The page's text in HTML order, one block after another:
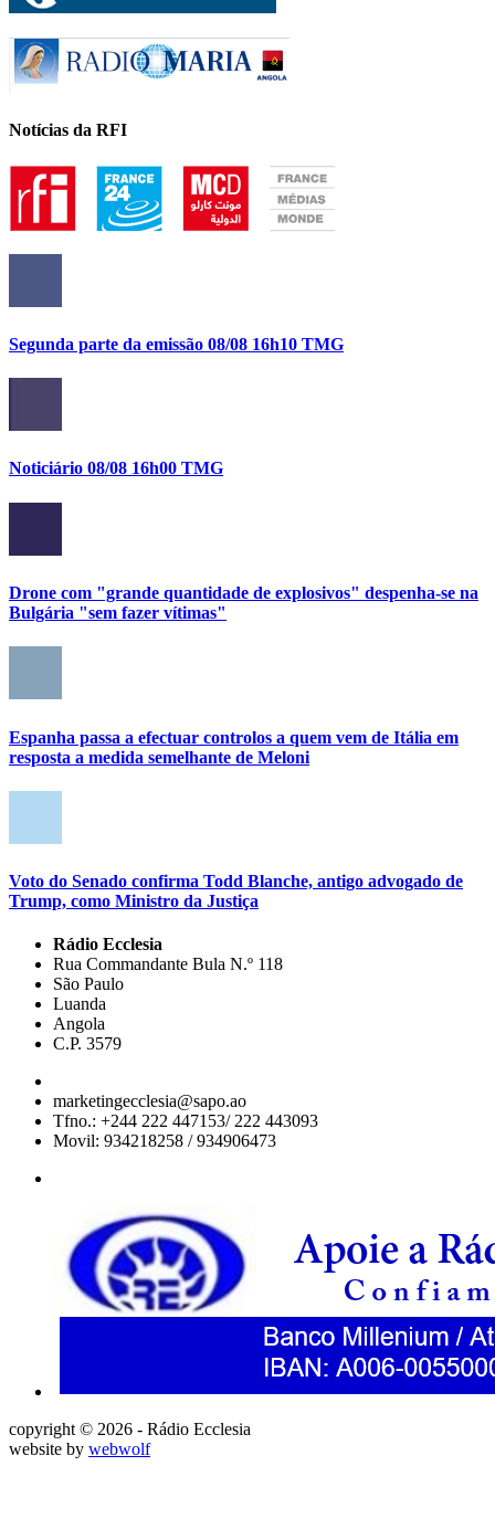
Notícias da RFI
Segunda parte da emissão 08/08 16h10 TMG
Noticiário 08/08 16h00 TMG
Drone com "grande quantidade de explosivos" despenha-se na
Bulgária "sem fazer vítimas"
Espanha passa a efectuar controlos a quem vem de Itália em
resposta a medida semelhante de Meloni
Voto do Senado confirma Todd Blanche, antigo advogado de
Trump, como Ministro da Justiça
Rádio Ecclesia
Rua Commandante Bula N.º 118
São Paulo
Luanda
Angola
C.P. 3579
marketingecclesia@sapo.ao
Tfno.: +244 222 447153/ 222 443093
Movil: 934218258 / 934906473
copyright © 2026 - Rádio Ecclesia
website by webwolf